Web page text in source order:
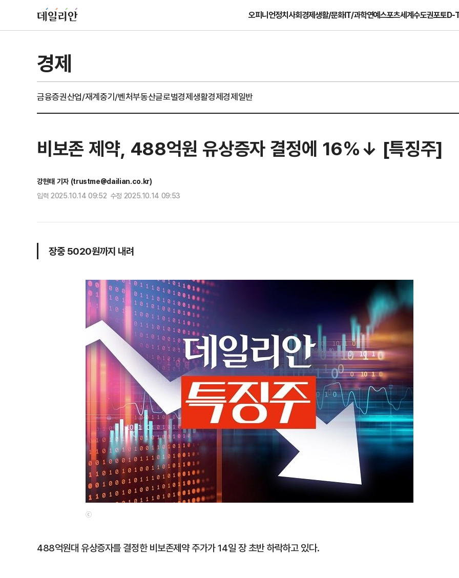
오피니언정치사회경제생활/문화IT/과학연예스포츠세계수도권포토D-
경제
금융증권산업/재계중기/벤처부동산글로벌경제생활경제경제일반
비보존 제약, 488억원 유상증자 결정에 16%↓ [특징주]
강현태 기자 (trustme@dailian.co.kr)
입력 2025.10.14 09:52 수정 2025.10.14 09:53
장중 5020원까지 내려
ⓒ
488억원대 유상증자를 결정한 비보존제약 주가가 14일 장 초반 하락하고 있다.